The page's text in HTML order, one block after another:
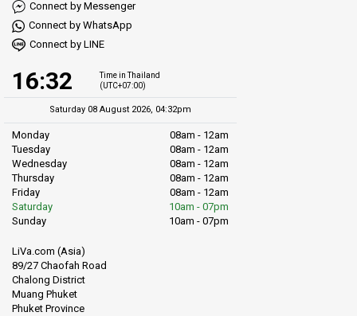
Connect by Messenger
Connect by WhatsApp
Connect by LINE
16:32
Time in Thailand
(UTC+07:00)
Saturday 08 August 2026, 04:32pm
Monday
08am - 12am
Tuesday
08am - 12am
Wednesday
08am - 12am
Thursday
08am - 12am
Friday
08am - 12am
Saturday
10am - 07pm
Sunday
10am - 07pm
LiVa.com (Asia)
89/27 Chaofah Road
Chalong District
Muang Phuket
Phuket Province